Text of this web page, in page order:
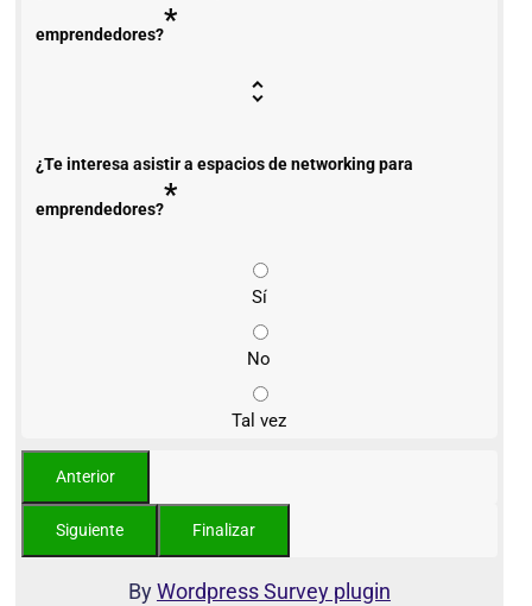
emprendedores?*
¿Te interesa asistir a espacios de networking para
emprendedores?*
Sí
No
Tal vez
ByWordpress Survey plugin